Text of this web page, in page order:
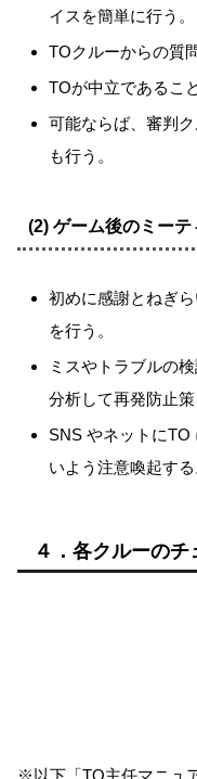
イスを簡単に行う。
TOクルーからの質
TOが中立であるこ
可能ならば、審判
も行う。
(2) ゲーム後のミーテ
初めに感謝とねぎ
を行う。
ミスやトラブルの
分析して再発防止
SNS やネットにTO
いよう注意喚起する
４．各クルーのチ